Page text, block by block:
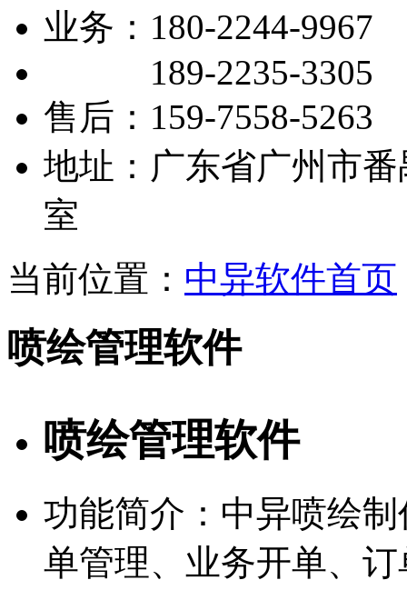
业务：180-2244-9967
189-2235-3305
售后：159-7558-5263
地址：广东省广州市
室
当前位置： 中异软件首页
喷绘管理软件
喷绘管理软件
功能简介：中异喷绘
单管理、业务开单、